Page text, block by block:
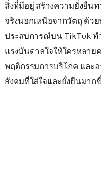
สิ่งที่มีอยู่ สร้างความยั่งยืน
จริงนอกเหนือจากวัตถุ ด้ว
ประสบการณ์บน TikTok ท
แรงบันดาลใจให้ใครหลาย
พฤติกรรมการบริโภค และ
สังคมที่ใส่ใจและยั่งยืนมาก